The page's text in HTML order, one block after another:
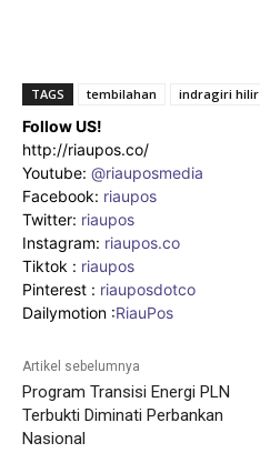
TAGS tembilahan indragiri hilir
Follow US!
http://riaupos.co/
Youtube: @riauposmedia
Facebook: riaupos
Twitter: riaupos
Instagram: riaupos.co
Tiktok : riaupos
Pinterest : riauposdotco
Dailymotion :RiauPos
Artikel sebelumnya
Program Transisi Energi PLN
Terbukti Diminati Perbankan
Nasional